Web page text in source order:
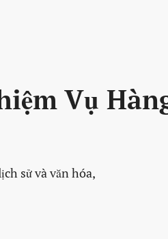
Vụ
sử và văn hóa,